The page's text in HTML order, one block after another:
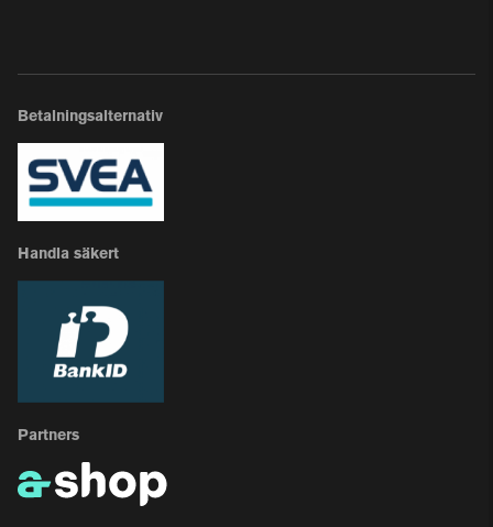
Betalningsalternativ
Handla säkert
Partners